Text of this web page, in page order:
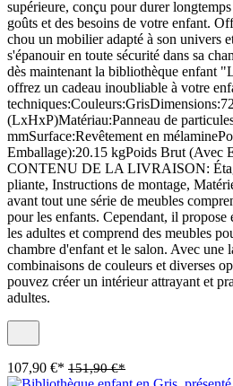
supérieure, conçu pour durer
goûts et des besoins de votre enfant.
chou un mobilier adapté à son univers
s'épanouir en toute sécurité dans sa
dès maintenant la bibliothèque enfant
offrez un cadeau inoubliable à votre
(LxHxP)Matériau:Panneau de
mmSurface:Revêtement en
Emballage):20.15 kgPoids Brut (Avec
CONTENU DE LA LIVRAISON:
pliante, Instructions de montage,
avant tout une série de meubles
pour les enfants. Cependant, il propose
les adultes et comprend des meubles
chambre d'enfant et le salon. Avec une
combinaisons de couleurs et diverses
pouvez créer un intérieur attrayant et
adultes.
107,90 €* 151,90 €*